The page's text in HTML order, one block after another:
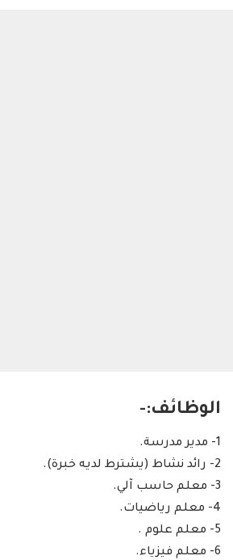
الوظائف:-
1- مدير مدرسة.
2- رائد نشاط (يشترط لديه خبرة).
3- معلم حاسب آلي.
4- معلم رياضيات.
5- معلم علوم .
6- معلم فيزياء.